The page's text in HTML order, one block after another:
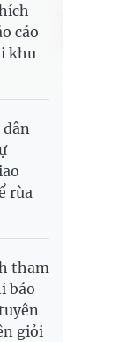
cáo
khu
rùa
tham
báo
giỏi